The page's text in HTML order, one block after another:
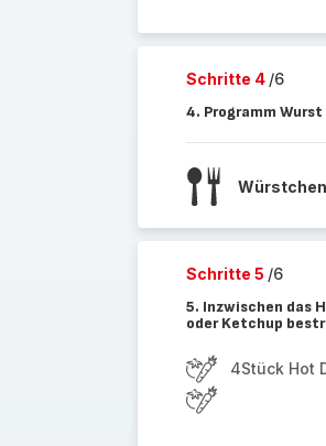
Schritte 4 /6
4. Programm
Würstchen
Schritte 5 /6
5. Inzwischen das
oder Ketchup
4Stück Hot